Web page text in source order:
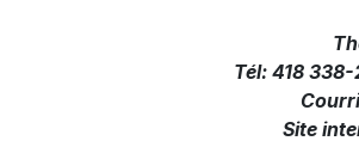
Tél: 418
Site